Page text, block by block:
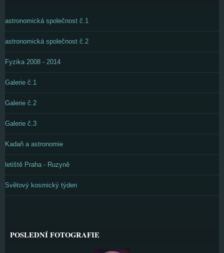
astronomická společnost č.1
astronomická společnost č.2
Fyzika 2008 - 2014
Galerie č.1
Galerie č.2
Galerie č.3
Kadaň a astronomie
letiště Praha - Ruzyně
Světový kosmický týden
POSLEDNÍ FOTOGRAFIE